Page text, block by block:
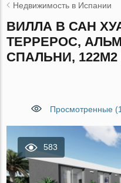
Недвижимость в Испании
ВИЛЛА В САН
ТЕРРЕРОС,
СПАЛЬНИ, 122М2
Просмотренные
583